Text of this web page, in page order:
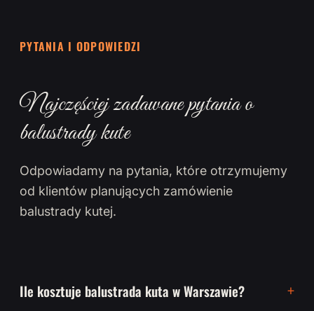
PYTANIA I ODPOWIEDZI
Najczęściej zadawane pytania o
balustrady kute
Odpowiadamy na pytania, które otrzymujemy
od klientów planujących zamówienie
balustrady kutej.
Ile kosztuje balustrada kuta w Warszawie?